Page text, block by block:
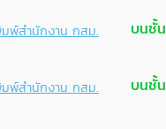
พ์สำนักงาน กสม. บนชั้น
พ์สำนักงาน กสม. บนชั้น